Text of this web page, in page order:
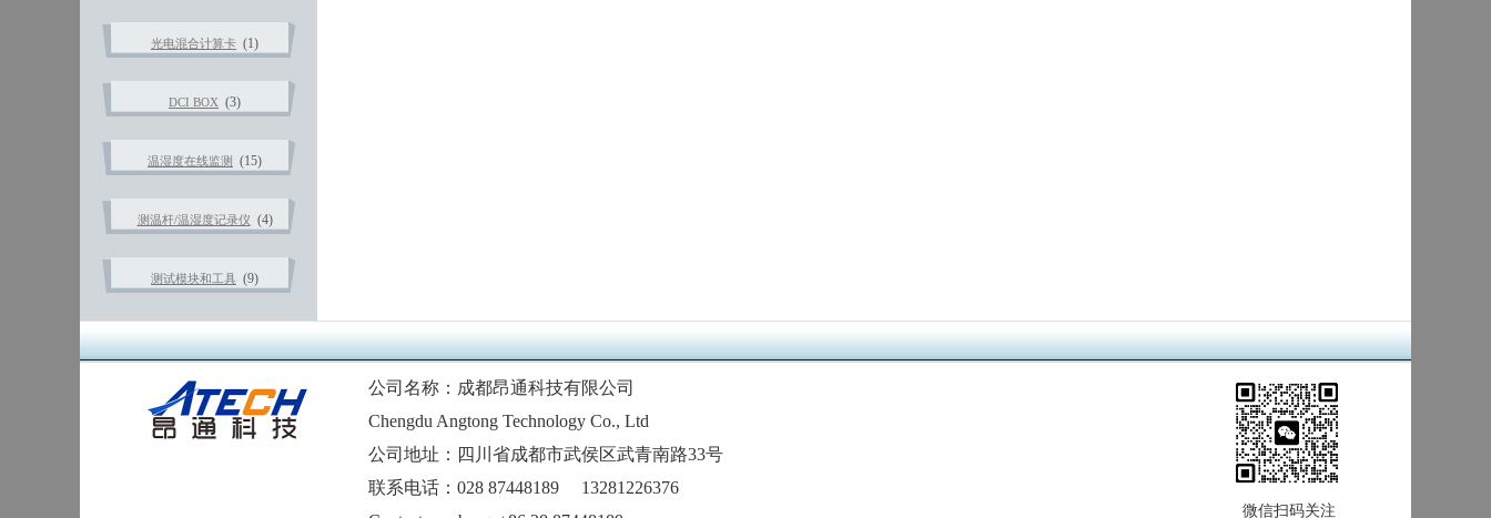
光电混合计算卡 (1)
DCI BOX (3)
温湿度在线监测 (15)
测温杆/温湿度记录仪 (4)
测试模块和工具 (9)
公司名称：成都昂通科技有限公司
Chengdu Angtong Technology Co., Ltd
公司地址：四川省成都市武侯区武青南路33号
联系电话：028 87448189 13281226376
微信扫码关注